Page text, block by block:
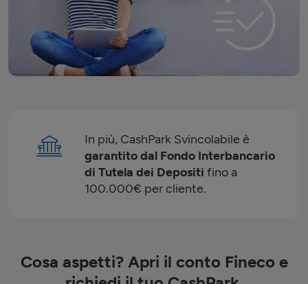
In più, CashPark Svincolabile è
garantito dal Fondo Interbancario
di Tutela dei Depositi fino a
100.000€ per cliente.
Cosa aspetti? Apri il conto Fineco e